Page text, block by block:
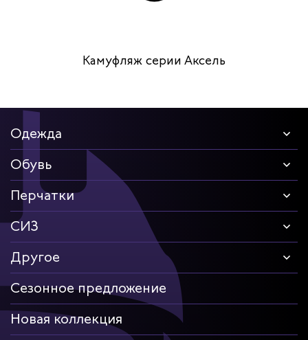
Камуфляж серии Аксель
Одежда
Обувь
Перчатки
СИЗ
Другое
Сезонное предложение
Новая коллекция